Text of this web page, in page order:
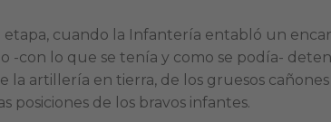
etapa, cuando la Infantería entabló un
-con lo que se tenía y como se podía-
la artillería en tierra, de los gruesos
posiciones de los bravos infantes.